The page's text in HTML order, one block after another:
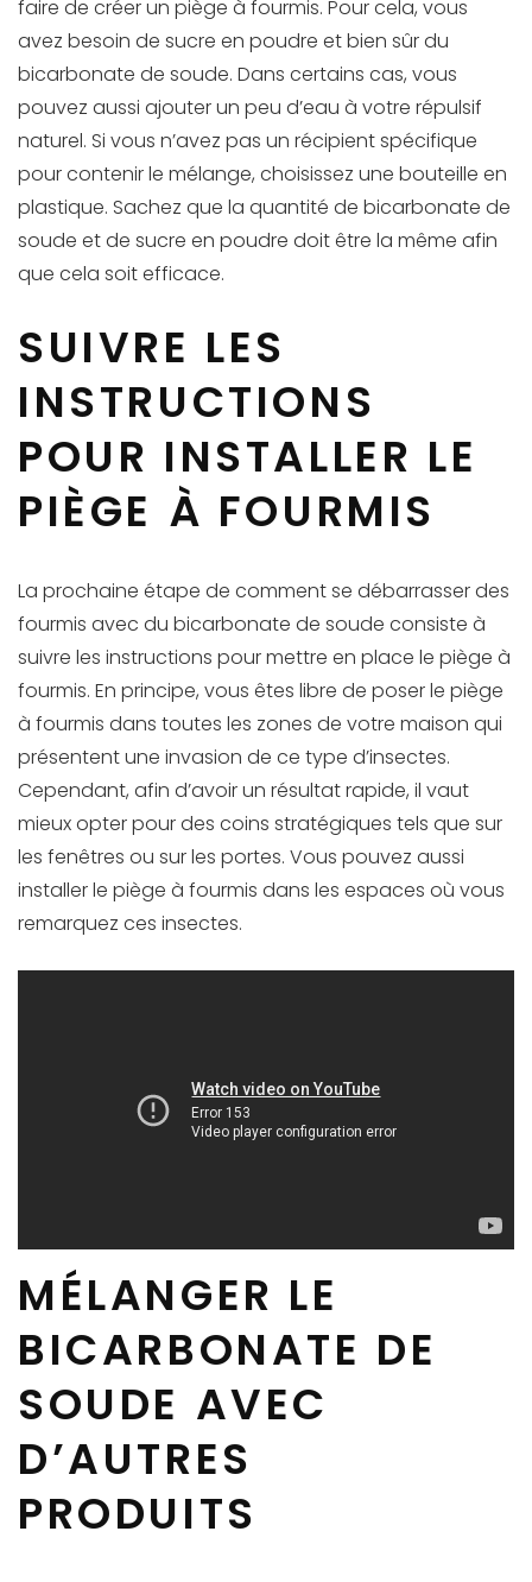
faire de créer un piège à fourmis. Pour cela, vous
avez besoin de sucre en poudre et bien sûr du
bicarbonate de soude. Dans certains cas, vous
pouvez aussi ajouter un peu d’eau à votre répulsif
naturel. Si vous n’avez pas un récipient spécifique
pour contenir le mélange, choisissez une bouteille en
plastique. Sachez que la quantité de bicarbonate de
soude et de sucre en poudre doit être la même afin
que cela soit efficace.
SUIVRE LES
INSTRUCTIONS
POUR INSTALLER LE
PIÈGE À FOURMIS
La prochaine étape de comment se débarrasser des
fourmis avec du bicarbonate de soude consiste à
suivre les instructions pour mettre en place le piège à
fourmis. En principe, vous êtes libre de poser le piège
à fourmis dans toutes les zones de votre maison qui
présentent une invasion de ce type d’insectes.
Cependant, afin d’avoir un résultat rapide, il vaut
mieux opter pour des coins stratégiques tels que sur
les fenêtres ou sur les portes. Vous pouvez aussi
installer le piège à fourmis dans les espaces où vous
remarquez ces insectes.
MÉLANGER LE
BICARBONATE DE
SOUDE AVEC
D’AUTRES
PRODUITS